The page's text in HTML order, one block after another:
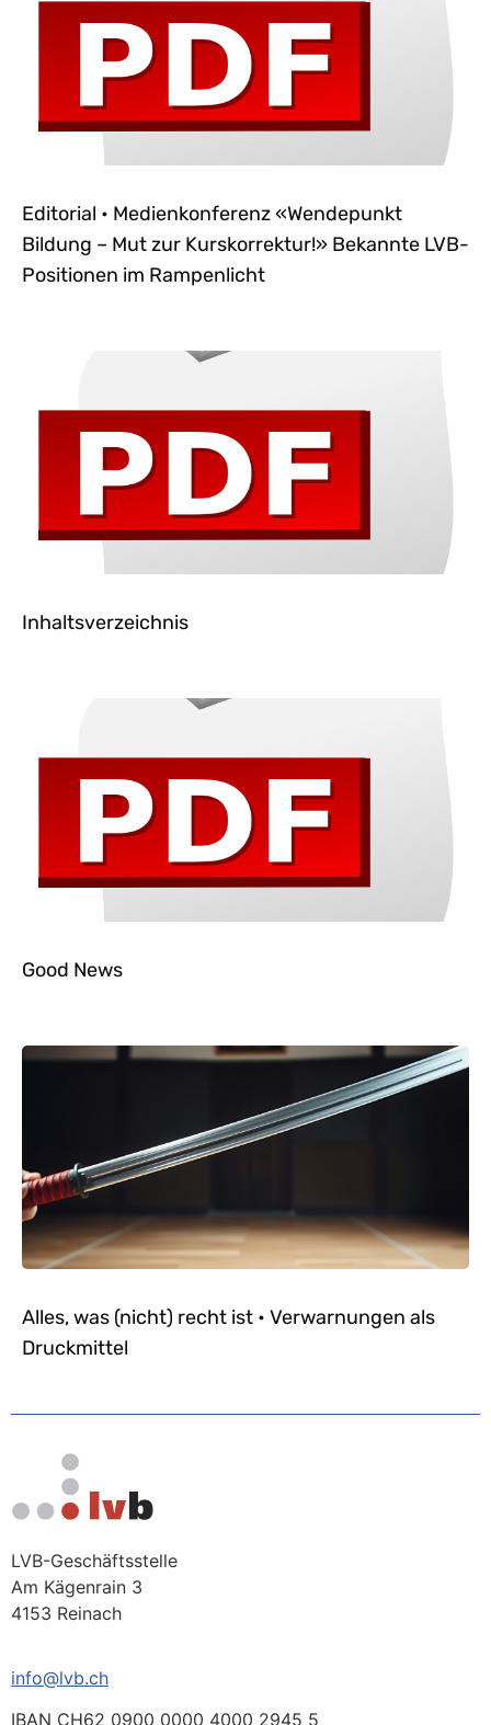
Editorial • Medienkonferenz «Wendepunkt
Bildung – Mut zur Kurskorrektur!» Bekannte LVB-
Positionen im Rampenlicht
Inhaltsverzeichnis
Good News
Alles, was (nicht) recht ist • Verwarnungen als
Druckmittel
LVB-Geschäftsstelle
Am Kägenrain 3
4153 Reinach
info@lvb.ch
IBAN CH62 0900 0000 4000 2945 5